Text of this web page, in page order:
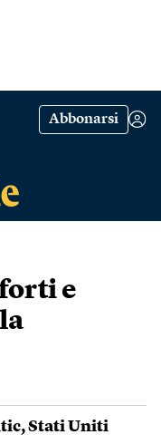
Abbonarsi
e
,Stati Uniti